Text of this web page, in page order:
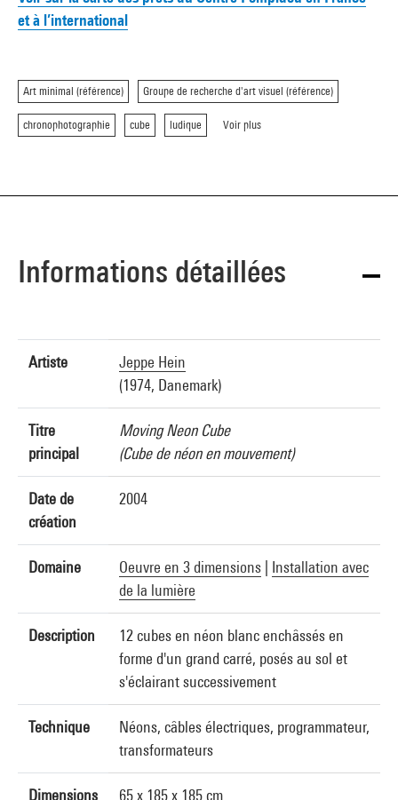
et à l’international
Art minimal (référence) Groupe de recherche d'art visuel (référence)
chronophotographie cube ludique Voir plus
Informations détaillées
Artiste
Jeppe Hein
(1974, Danemark)
Titre
principal
Moving Neon Cube
(Cube de néon en mouvement)
Date de
création
2004
Domaine Oeuvre en 3 dimensions
Installation avec
de la lumière
Description
12 cubes en néon blanc enchâssés en
forme d'un grand carré, posés au sol et
s'éclairant successivement
Technique
Néons, câbles électriques, programmateur,
transformateurs
Dimensions 65 x 185 x 185 cm